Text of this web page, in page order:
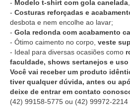
- Modelo t-shirt com gola canelada
- Costuras reforçadas e
desbota e nem encolhe ao lavar;
- Gola redonda com acabamento
- Ótimo caimento no corpo, veste
- Ideal para diversas ocasiões como
faculdade, shows sertanejos e uso
Você vai receber um produto
tiver qualquer dúvida, antes ou
deixe de entrar em contato
(42) 99158-5775 ou (42) 99972-2214